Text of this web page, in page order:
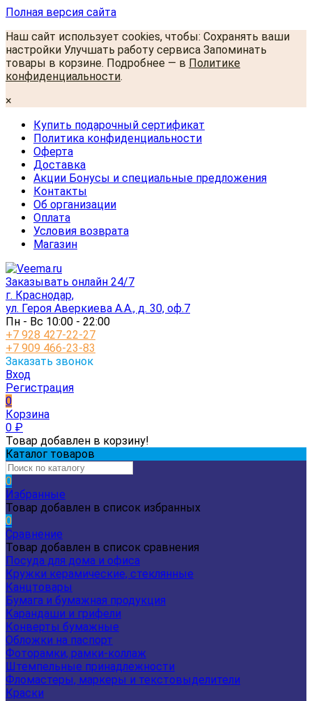
Полная версия сайта
Наш сайт использует cookies, чтобы: Сохранять ваши
настройки Улучшать работу сервиса Запоминать
товары в корзине. Подробнее — в Политике
конфиденциальности.
×
Купить подарочный сертификат
Политика конфиденциальности
Оферта
Доставка
Акции Бонусы и специальные предложения
Контакты
Об организации
Оплата
Условия возврата
Магазин
Заказывать онлайн 24/7
г. Краснодар,
ул. Героя Аверкиева А.А., д. 30, оф.7
Пн - Вс 10:00 - 22:00
+7 928 427-22-27
+7 909 466-23-83
Заказать звонок
Вход
Регистрация
0
Корзина
0 ₽
Товар добавлен в корзину!
Каталог товаров
0
Избранные
Товар добавлен в список избранных
0
Сравнение
Товар добавлен в список сравнения
Посуда для дома и офиса
Кружки керамические, стеклянные
Канцтовары
Бумага и бумажная продукция
Карандаши и грифели
Конверты бумажные
Обложки на паспорт
Фоторамки, рамки-коллаж
Штемпельные принадлежности
Фломастеры, маркеры и текстовыделители
Краски